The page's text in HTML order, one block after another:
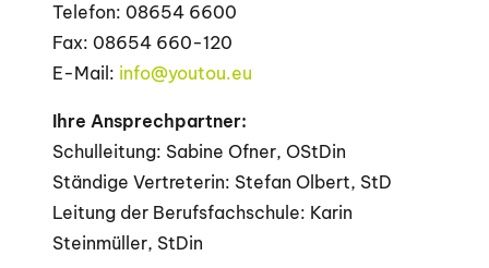
Telefon: 08654 6600
Fax: 08654 660-120
E-Mail: info@youtou.eu
Ihre Ansprechpartner:
Schulleitung: Sabine Ofner, OStDin
Ständige Vertreterin: Stefan Olbert, StD
Leitung der Berufsfachschule: Karin
Steinmüller, StDin